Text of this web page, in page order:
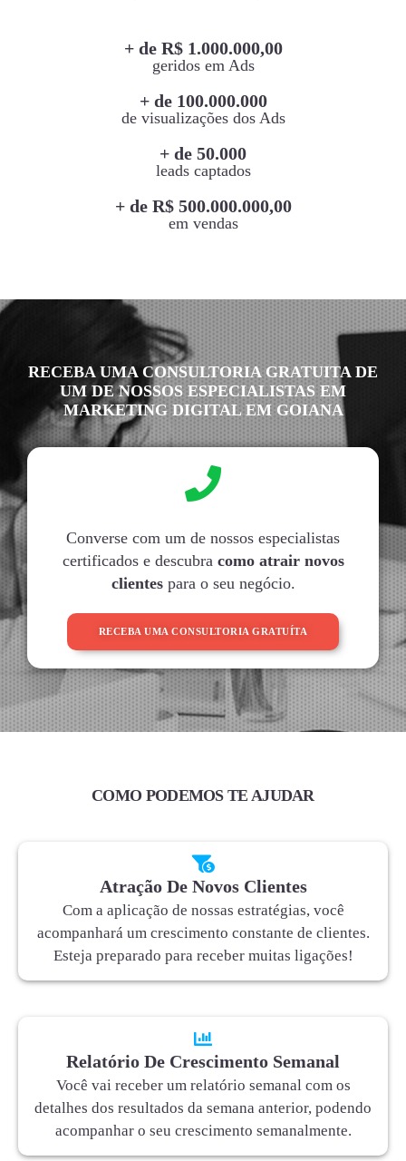
+ de R$ 1.000.000,00
geridos em Ads
+ de 100.000.000
de visualizações dos Ads
+ de 50.000
leads captados
+ de R$ 500.000.000,00
em vendas
RECEBA UMA CONSULTORIA GRATUITA DE
UM DE NOSSOS ESPECIALISTAS EM
MARKETING DIGITAL EM GOIANA
Converse com um de nossos especialistas
certificados e descubra como atrair novos
clientespara o seu negócio.
RECEBA UMA CONSULTORIA GRATUÍTA
COMO PODEMOS TE AJUDAR
Atração De Novos Clientes
Com a aplicação de nossas estratégias, você
acompanhará um crescimento constante de clientes.
Esteja preparado para receber muitas ligações!
Relatório De Crescimento Semanal
Você vai receber um relatório semanal com os
detalhes dos resultados da semana anterior, podendo
acompanhar o seu crescimento semanalmente.